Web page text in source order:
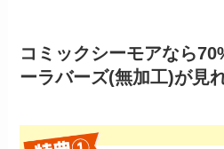
コミックシーモアなら
ーラバーズ(無加工)が見